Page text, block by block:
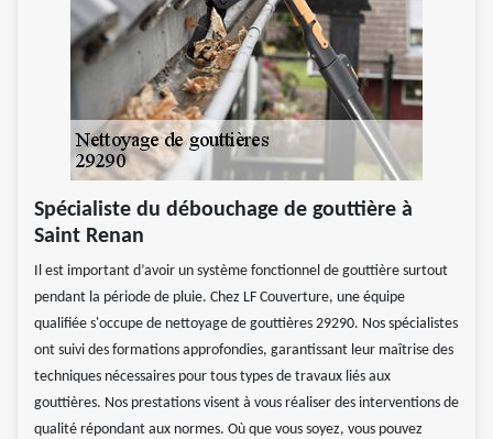
Spécialiste du débouchage de gouttière à
Saint Renan
Il est important d’avoir un système fonctionnel de gouttière surtout
pendant la période de pluie. Chez LF Couverture, une équipe
qualifiée s'occupe de nettoyage de gouttières 29290. Nos spécialistes
ont suivi des formations approfondies, garantissant leur maîtrise des
techniques nécessaires pour tous types de travaux liés aux
gouttières. Nos prestations visent à vous réaliser des interventions de
qualité répondant aux normes. Où que vous soyez, vous pouvez